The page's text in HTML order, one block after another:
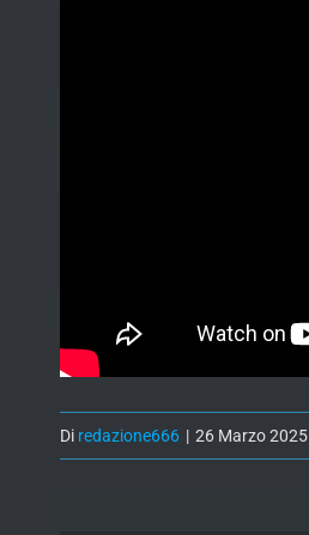
Di redazione666 | 26 Marzo 2025